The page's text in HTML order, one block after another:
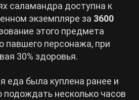
саламандра доступна к
экземпляре за 3600
этого предмета
павшего персонажа, при
30% здоровья.
еда была куплена ранее и
несколько часов